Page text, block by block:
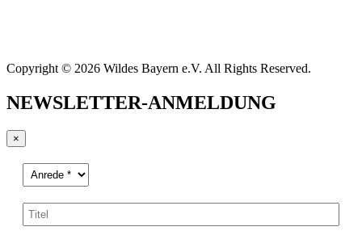
Copyright © 2026 Wildes Bayern e.V. All Rights Reserved.
NEWSLETTER-ANMELDUNG
×